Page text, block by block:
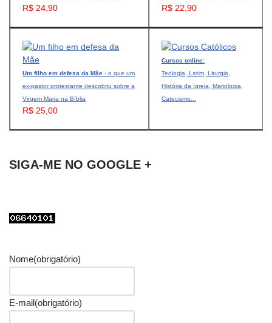
R$ 24,90 R$ 22,90
Um filho em defesa da Mãe - o que um
ex-pastor protestante descobriu sobre a
Virgem Maria na Bíblia
R$ 25,00
Cursos online:
Teologia, Latim, Liturgia,
História da Igreja, Mariologia,
Catecismo...
SIGA-ME NO GOOGLE +
Nome(obrigatório)
E-mail(obrigatório)